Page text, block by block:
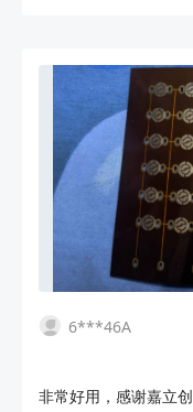
6***46A
非常好用，感谢嘉立创